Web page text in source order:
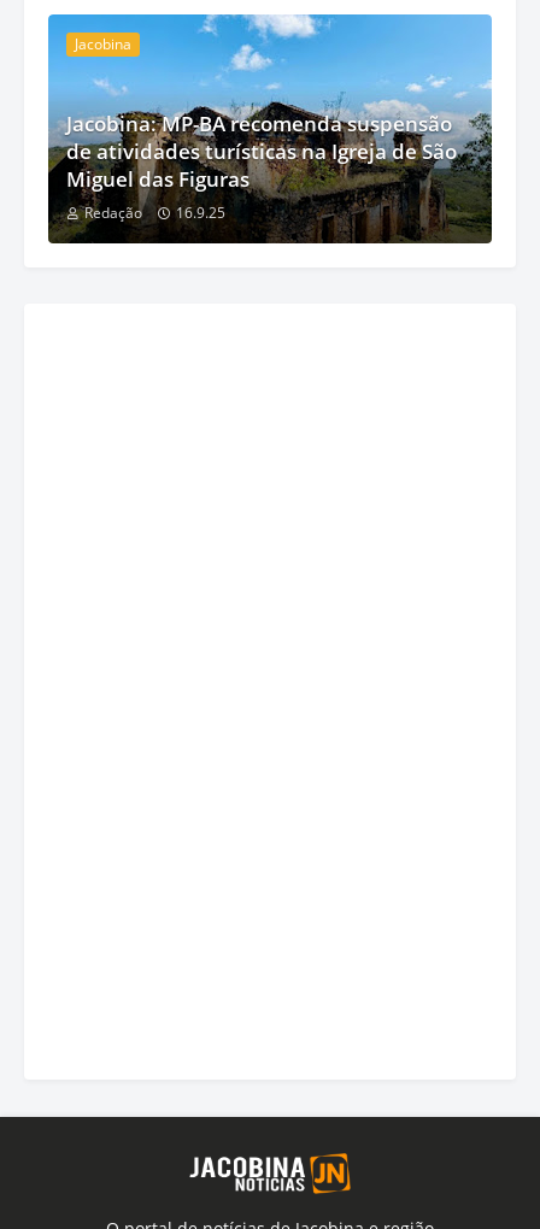
Jacobina
Jacobina: MP-BA recomenda suspensão
de atividades turísticas na Igreja de São
Miguel das Figuras
Redação 16.9.25